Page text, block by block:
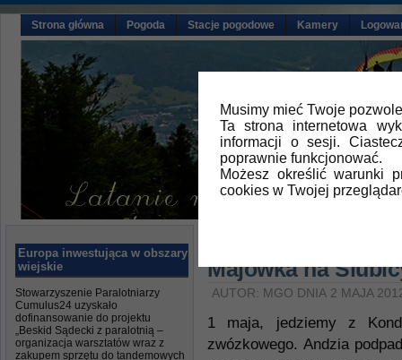
Musimy mieć Twoje
Ta strona internetowa
informacji o sesji.
poprawnie funkcjonować.
Możesz określić warunki
cookies w Twojej
Strona główna Pogoda Stacje pogodowe Kamery
Europa inwestująca w obszary
wiejskie
Stowarzyszenie Paralotniarzy
Cumulus24 uzyskało
dofinansowanie do projektu
„Beskid Sądecki z paralotnią –
organizacja warsztatów wraz z
zakupem sprzętu do tandemowych
Majówka na
AUTOR: MGO DNIA 2 MAJA
1 maja, jedziemy z
zwózkowego. Andzia